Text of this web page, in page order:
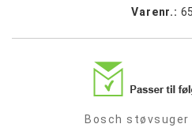
Varenr.:
Bosch støvsuger